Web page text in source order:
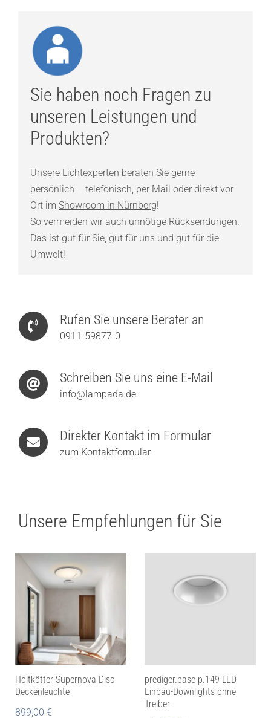
Sie haben noch Fragen zu
unseren Leistungen und
Produkten?
Unsere Lichtexperten beraten Sie gerne
persönlich – telefonisch, per Mail oder direkt vor
Ort im Showroom in Nürnberg!
So vermeiden wir auch unnötige Rücksendungen.
Das ist gut für Sie, gut für uns und gut für die
Umwelt!
Rufen Sie unsere Berater an
0911-59877-0
Schreiben Sie uns eine E-Mail
info@lampada.de
Direkter Kontakt im Formular
zum Kontaktformular
Unsere Empfehlungen für Sie
Holtkötter Supernova Disc
Deckenleuchte
899,00 €
prediger.base p.149 LED
Einbau-Downlights ohne
Treiber